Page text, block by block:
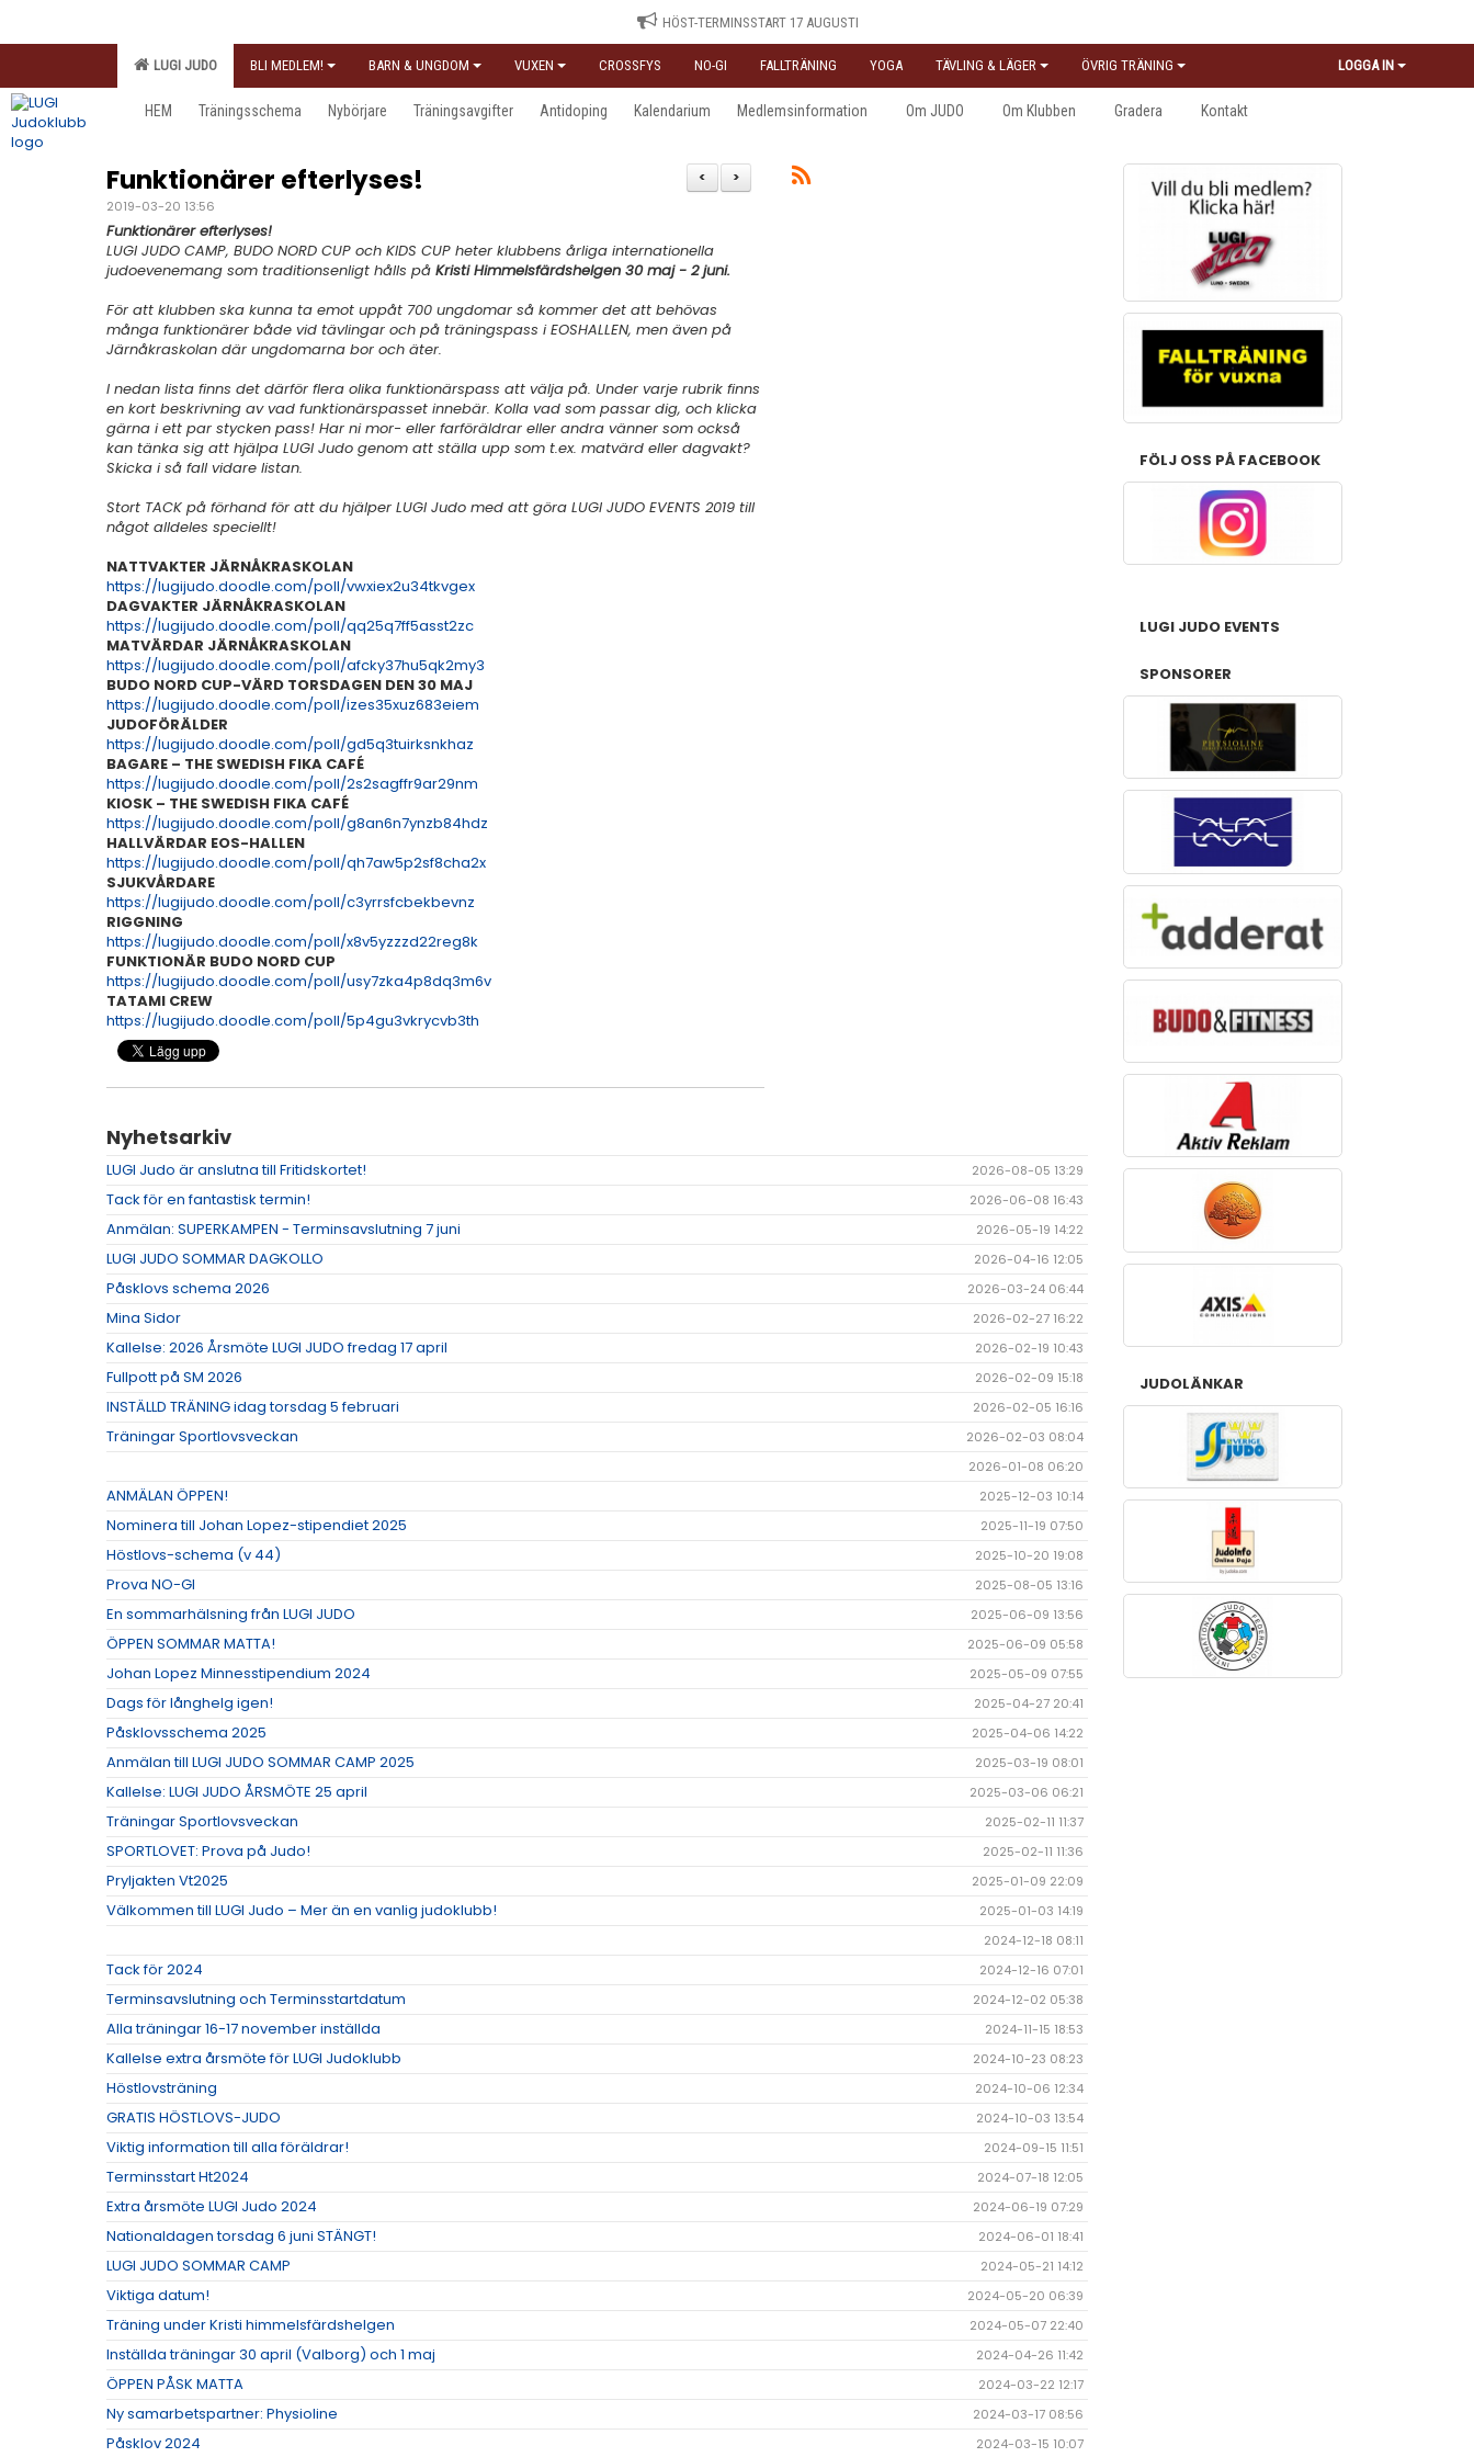
HÖST-TERMINSSTART 17 AUGUSTI
LUGI JUDO BLI MEDLEM! BARN & UNGDOM VUXEN CROSSFYS NO-GI FALLTRÄNING YOGA TÄVLING & LÄGER ÖVRIG TRÄNING LOGGA IN
HEM Träningsschema Nybörjare Träningsavgifter Antidoping Kalendarium Medlemsinformation Om JUDO Om Klubben Gradera Kontakt
>
<
Funktionärer efterlyses!
2019-03-20 13:56
Funktionärer efterlyses!
LUGI JUDO CAMP, BUDO NORD CUP och KIDS CUP heter klubbens årliga internationella
judoevenemang som traditionsenligt hålls på Kristi Himmelsfärdshelgen 30 maj - 2 juni.
För att klubben ska kunna ta emot uppåt 700 ungdomar så kommer det att behövas
många funktionärer både vid tävlingar och på träningspass i EOSHALLEN, men även på
Järnåkraskolan där ungdomarna bor och äter.
I nedan lista finns det därför flera olika funktionärspass att välja på. Under varje rubrik finns
en kort beskrivning av vad funktionärspasset innebär. Kolla vad som passar dig, och klicka
gärna i ett par stycken pass! Har ni mor- eller farföräldrar eller andra vänner som också
kan tänka sig att hjälpa LUGI Judo genom att ställa upp som t.ex. matvärd eller dagvakt?
Skicka i så fall vidare listan.
Stort TACK på förhand för att du hjälper LUGI Judo med att göra LUGI JUDO EVENTS 2019 till
något alldeles speciellt!
NATTVAKTER JÄRNÅKRASKOLAN
https://lugijudo.doodle.com/poll/vwxiex2u34tkvgex
DAGVAKTER JÄRNÅKRASKOLAN
https://lugijudo.doodle.com/poll/qq25q7ff5asst2zc
MATVÄRDAR JÄRNÅKRASKOLAN
https://lugijudo.doodle.com/poll/afcky37hu5qk2my3
BUDO NORD CUP-VÄRD TORSDAGEN DEN 30 MAJ
https://lugijudo.doodle.com/poll/izes35xuz683eiem
JUDOFÖRÄLDER
https://lugijudo.doodle.com/poll/gd5q3tuirksnkhaz
BAGARE – THE SWEDISH FIKA CAFÉ
https://lugijudo.doodle.com/poll/2s2sagffr9ar29nm
KIOSK – THE SWEDISH FIKA CAFÉ
https://lugijudo.doodle.com/poll/g8an6n7ynzb84hdz
HALLVÄRDAR EOS-HALLEN
https://lugijudo.doodle.com/poll/qh7aw5p2sf8cha2x
SJUKVÅRDARE
https://lugijudo.doodle.com/poll/c3yrrsfcbekbevnz
RIGGNING
https://lugijudo.doodle.com/poll/x8v5yzzzd22reg8k
FUNKTIONÄR BUDO NORD CUP
https://lugijudo.doodle.com/poll/usy7zka4p8dq3m6v
TATAMI CREW
https://lugijudo.doodle.com/poll/5p4gu3vkrycvb3th
Nyhetsarkiv
LUGI Judo är anslutna till Fritidskortet! 2026-08-05 13:29
Tack för en fantastisk termin! 2026-06-08 16:43
Anmälan: SUPERKAMPEN - Terminsavslutning 7 juni 2026-05-19 14:22
LUGI JUDO SOMMAR DAGKOLLO 2026-04-16 12:05
Påsklovs schema 2026 2026-03-24 06:44
Mina Sidor 2026-02-27 16:22
Kallelse: 2026 Årsmöte LUGI JUDO fredag 17 april 2026-02-19 10:43
Fullpott på SM 2026 2026-02-09 15:18
INSTÄLLD TRÄNING idag torsdag 5 februari 2026-02-05 16:16
Träningar Sportlovsveckan
2026-02-03 08:04
2026-01-08 06:20
ANMÄLAN ÖPPEN! 2025-12-03 10:14
Nominera till Johan Lopez-stipendiet 2025 2025-11-19 07:50
Höstlovs-schema (v 44) 2025-10-20 19:08
Prova NO-GI 2025-08-05 13:16
En sommarhälsning från LUGI JUDO 2025-06-09 13:56
ÖPPEN SOMMAR MATTA! 2025-06-09 05:58
Johan Lopez Minnesstipendium 2024 2025-05-09 07:55
Dags för långhelg igen! 2025-04-27 20:41
Påsklovsschema 2025 2025-04-06 14:22
Anmälan till LUGI JUDO SOMMAR CAMP 2025 2025-03-19 08:01
Kallelse: LUGI JUDO ÅRSMÖTE 25 april 2025-03-06 06:21
Träningar Sportlovsveckan 2025-02-11 11:37
SPORTLOVET: Prova på Judo! 2025-02-11 11:36
Pryljakten Vt2025 2025-01-09 22:09
Välkommen till LUGI Judo – Mer än en vanlig judoklubb!
2025-01-03 14:19
2024-12-18 08:11
Tack för 2024 2024-12-16 07:01
Terminsavslutning och Terminsstartdatum 2024-12-02 05:38
Alla träningar 16-17 november inställda 2024-11-15 18:53
Kallelse extra årsmöte för LUGI Judoklubb 2024-10-23 08:23
Höstlovsträning 2024-10-06 12:34
GRATIS HÖSTLOVS-JUDO 2024-10-03 13:54
Viktig information till alla föräldrar! 2024-09-15 11:51
Terminsstart Ht2024 2024-07-18 12:05
Extra årsmöte LUGI Judo 2024 2024-06-19 07:29
Nationaldagen torsdag 6 juni STÄNGT! 2024-06-01 18:41
LUGI JUDO SOMMAR CAMP 2024-05-21 14:12
Viktiga datum! 2024-05-20 06:39
Träning under Kristi himmelsfärdshelgen 2024-05-07 22:40
Inställda träningar 30 april (Valborg) och 1 maj 2024-04-26 11:42
ÖPPEN PÅSK MATTA 2024-03-22 12:17
Ny samarbetspartner: Physioline 2024-03-17 08:56
Påsklov 2024 2024-03-15 10:07
FÖLJ OSS PÅ FACEBOOK
LUGI JUDO EVENTS
SPONSORER
JUDOLÄNKAR